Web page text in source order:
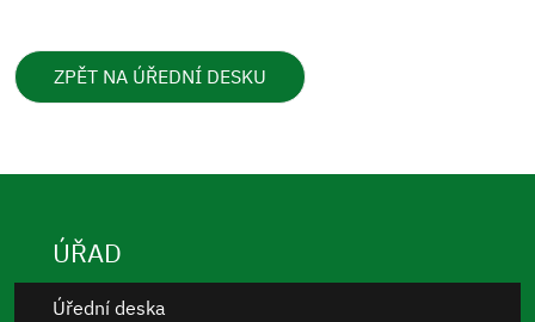
ZPĚT NA ÚŘEDNÍ DESKU
ÚŘAD
Úřední deska